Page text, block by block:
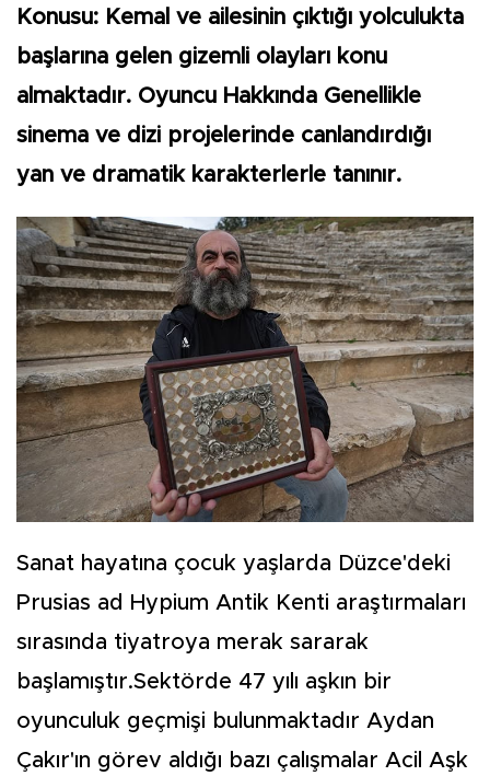
Konusu: Kemal ve ailesinin çıktığı yolculukta
başlarına gelen gizemli olayları konu
almaktadır. Oyuncu Hakkında Genellikle
sinema ve dizi projelerinde canlandırdığı
yan ve dramatik karakterlerle tanınır.
Sanat hayatına çocuk yaşlarda Düzce'deki
Prusias ad Hypium Antik Kenti araştırmaları
sırasında tiyatroya merak sararak
başlamıştır.Sektörde 47 yılı aşkın bir
oyunculuk geçmişi bulunmaktadır Aydan
Çakır'ın görev aldığı bazı çalışmalar Acil Aşk